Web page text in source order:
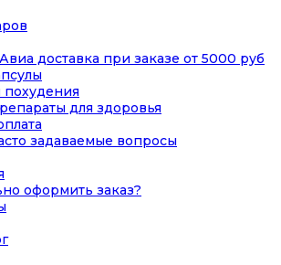
доставка при заказе от 5000 руб
похудения
для здоровья
задаваемые вопросы
оформить заказ?